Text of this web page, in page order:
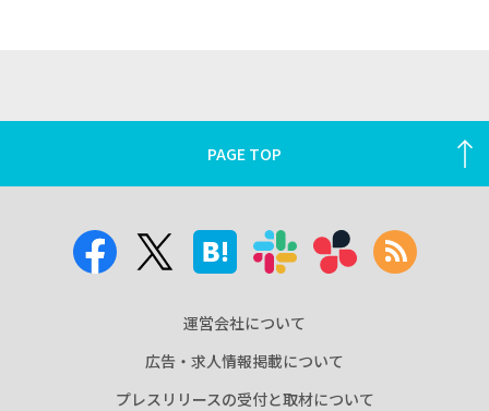
PAGE TOP
運営会社について
広告・求人情報掲載について
プレスリリースの受付と取材について